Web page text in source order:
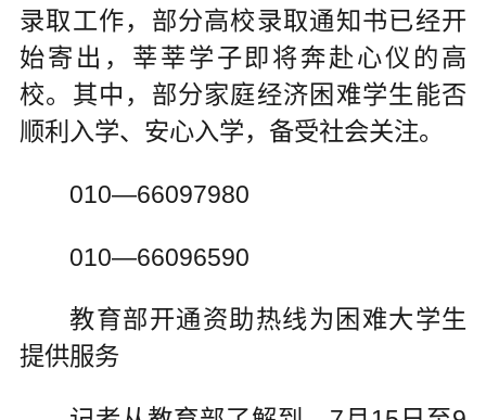
录取工作，部分高校录取通知书已经开
始寄出，莘莘学子即将奔赴心仪的高
校。其中，部分家庭经济困难学生能否
顺利入学、安心入学，备受社会关注。
010—66097980
010—66096590
教育部开通资助热线为困难大学生
提供服务